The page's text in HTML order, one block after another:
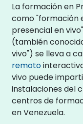
La formación en
como "formación
presencial en
(también
vivo") se lleva a
remoto
vivo puede
instalaciones del
centros de
en Venezuela.